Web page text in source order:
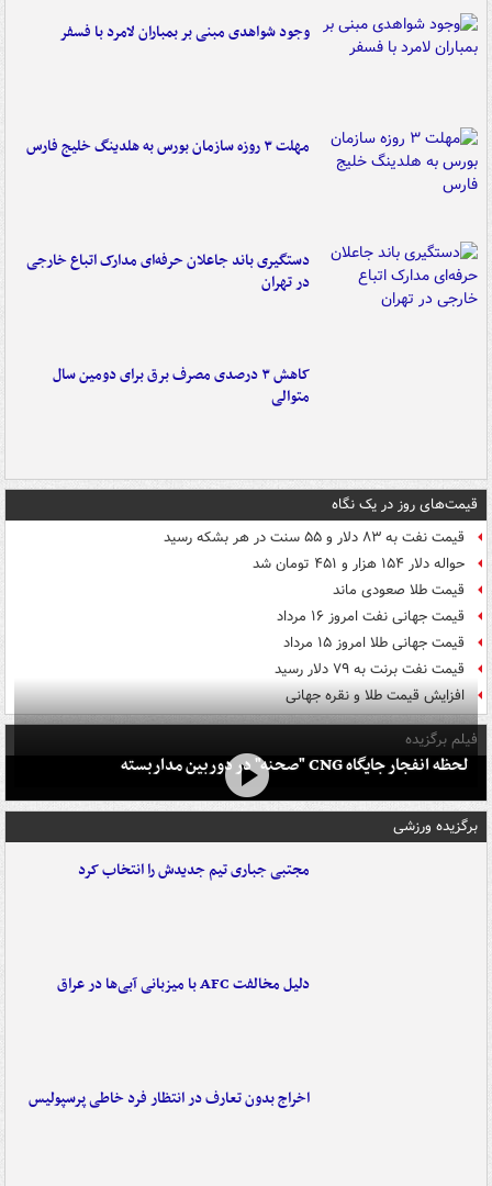
وجود شواهدی مبنی بر بمباران لامرد با فسفر
مهلت ۳ روزه سازمان بورس به هلدینگ خلیج فارس
دستگیری باند جاعلان حرفه‌ای مدارک اتباع خارجی
در تهران
کاهش ۳ درصدی مصرف برق برای دومین سال
متوالی
قیمت‌های روز در یک نگاه
قیمت نفت به ۸۳ دلار و ۵۵ سنت در هر بشکه رسید
حواله دلار ۱۵۴ هزار و ۴۵۱ تومان شد
قیمت طلا صعودی ماند
قیمت جهانی نفت امروز ۱۶ مرداد
قیمت جهانی طلا امروز ۱۵ مرداد
قیمت نفت برنت به ۷۹ دلار رسید
افزایش قیمت طلا و نقره جهانی
فیلم برگزیده
لحظه انفجار جایگاه CNG "صحنه" در دوربین مداربسته
برگزیده ورزشی
مجتبی جباری تیم جدیدش را انتخاب کرد
دلیل مخالفت AFC با میزبانی آبی‌ها در عراق
اخراج بدون تعارف در انتظار فرد خاطی پرسپولیس